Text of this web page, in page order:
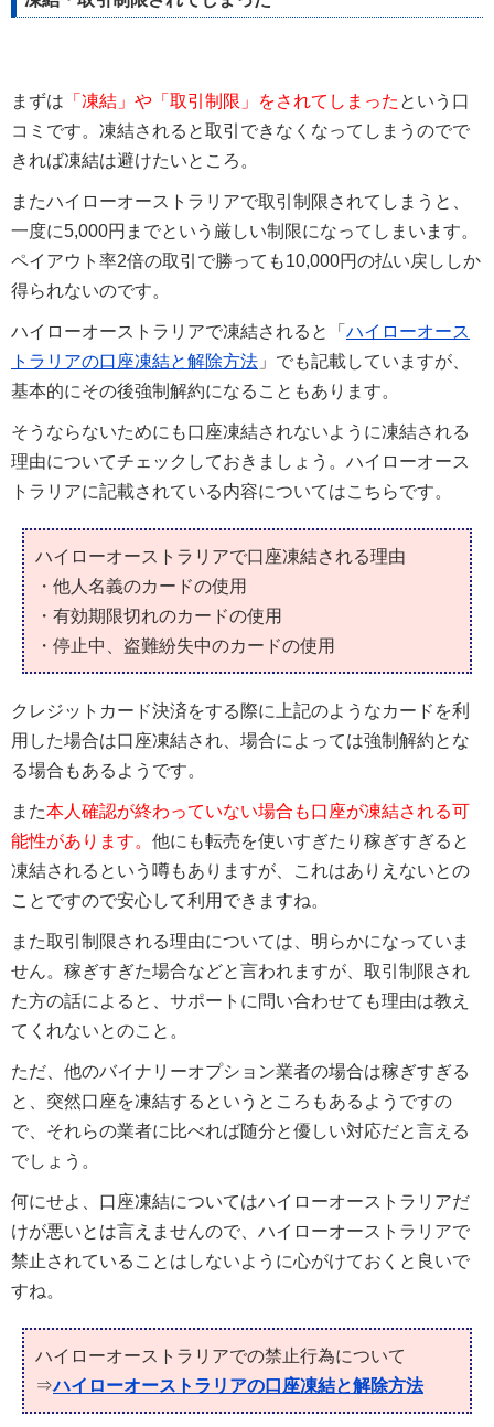
まずは 「凍結」や「取引制限」をされてしまった という口
コミです。凍結されると取引できなくなってしまうのでで
きれば凍結は避けたいところ。
またハイローオーストラリアで取引制限されてしまうと、
一度に5,000円までという厳しい制限になってしまいます。
ペイアウト率2倍の取引で勝っても10,000円の払い戻ししか
得られないのです。
ハイローオーストラリアで凍結されると「 ハイローオース
トラリアの口座凍結と解除方法 」でも記載していますが、
基本的にその後強制解約になることもあります。
そうならないためにも口座凍結されないように凍結される
理由についてチェックしておきましょう。ハイローオース
トラリアに記載されている内容についてはこちらです。
ハイローオーストラリアで口座凍結される理由
・他人名義のカードの使用
・有効期限切れのカードの使用
・停止中、盗難紛失中のカードの使用
クレジットカード決済をする際に上記のようなカードを利
用した場合は口座凍結され、場合によっては強制解約とな
る場合もあるようです。
また本人確認が終わっていない場合も口座が凍結される可
能性があります。 他にも転売を使いすぎたり稼ぎすぎると
凍結されるという噂もありますが、これはありえないとの
ことですので安心して利用できますね。
また取引制限される理由については、明らかになっていま
せん。稼ぎすぎた場合などと言われますが、取引制限され
た方の話によると、サポートに問い合わせても理由は教え
てくれないとのこと。
ただ、他のバイナリーオプション業者の場合は稼ぎすぎる
と、突然口座を凍結するというところもあるようですの
で、それらの業者に比べれば随分と優しい対応だと言える
でしょう。
何にせよ、口座凍結についてはハイローオーストラリアだ
けが悪いとは言えませんので、ハイローオーストラリアで
禁止されていることはしないように心がけておくと良いで
すね。
ハイローオーストラリアでの禁止行為について
⇒ハイローオーストラリアの口座凍結と解除方法